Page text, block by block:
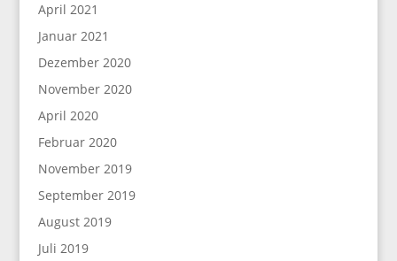
April 2021
Januar 2021
Dezember 2020
November 2020
April 2020
Februar 2020
November 2019
September 2019
August 2019
Juli 2019